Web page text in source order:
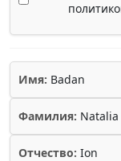
Имя: Badan
Фамилия: Natalia
Отчество: Ion